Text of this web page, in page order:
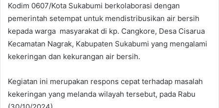
Kodim 0607/Kota Sukabumi berkolaborasi dengan
pemerintah setempat untuk mendistribusikan air bersih
kepada warga masyarakat di kp. Cangkore, Desa Cisarua
Kecamatan Nagrak, Kabupaten Sukabumi yang mengalami
kekeringan dan kekurangan air bersih.
Kegiatan ini merupakan respons cepat terhadap masalah
kekeringan yang melanda wilayah tersebut, pada Rabu